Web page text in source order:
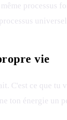
processus
vie
C'est ce que
ton énergie un